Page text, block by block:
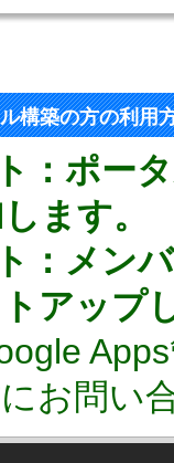
構築の方の利用
：ポー
ます。
：メン
アップ
お問い